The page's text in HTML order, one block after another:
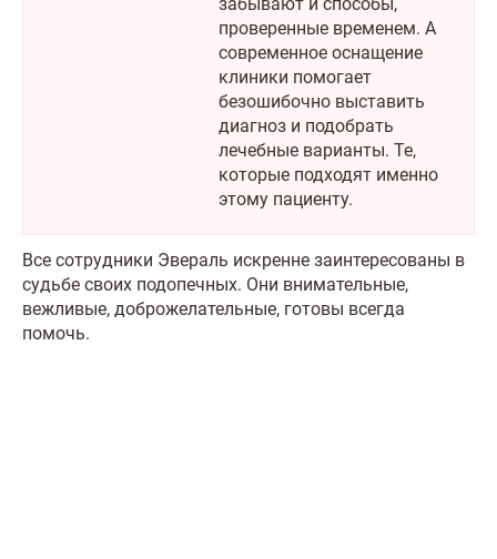
проверенные временем. А
современное оснащение
клиники помогает
безошибочно выставить
диагноз и подобрать
лечебные варианты. Те,
которые подходят именно
этому пациенту.
Все сотрудники Эвераль искренне заинтересованы в
судьбе своих подопечных. Они внимательные,
вежливые, доброжелательные, готовы всегда
помочь.